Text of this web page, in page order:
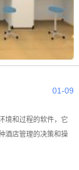
01-09
境和过程的软件，它
酒店管理的决策和操